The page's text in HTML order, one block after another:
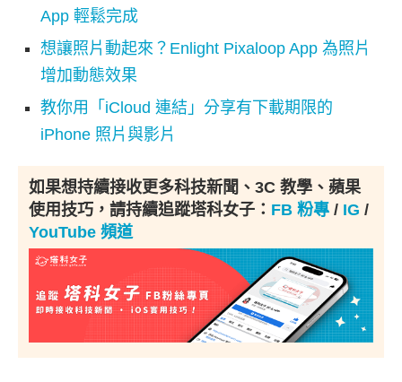
App 輕鬆完成
想讓照片動起來？Enlight Pixaloop App 為照片
增加動態效果
教你用「iCloud 連結」分享有下載期限的
iPhone 照片與影片
如果想持續接收更多科技新聞、3C 教學、蘋果
使用技巧，請持續追蹤塔科女子： FB 粉專 / IG /
YouTube 頻道